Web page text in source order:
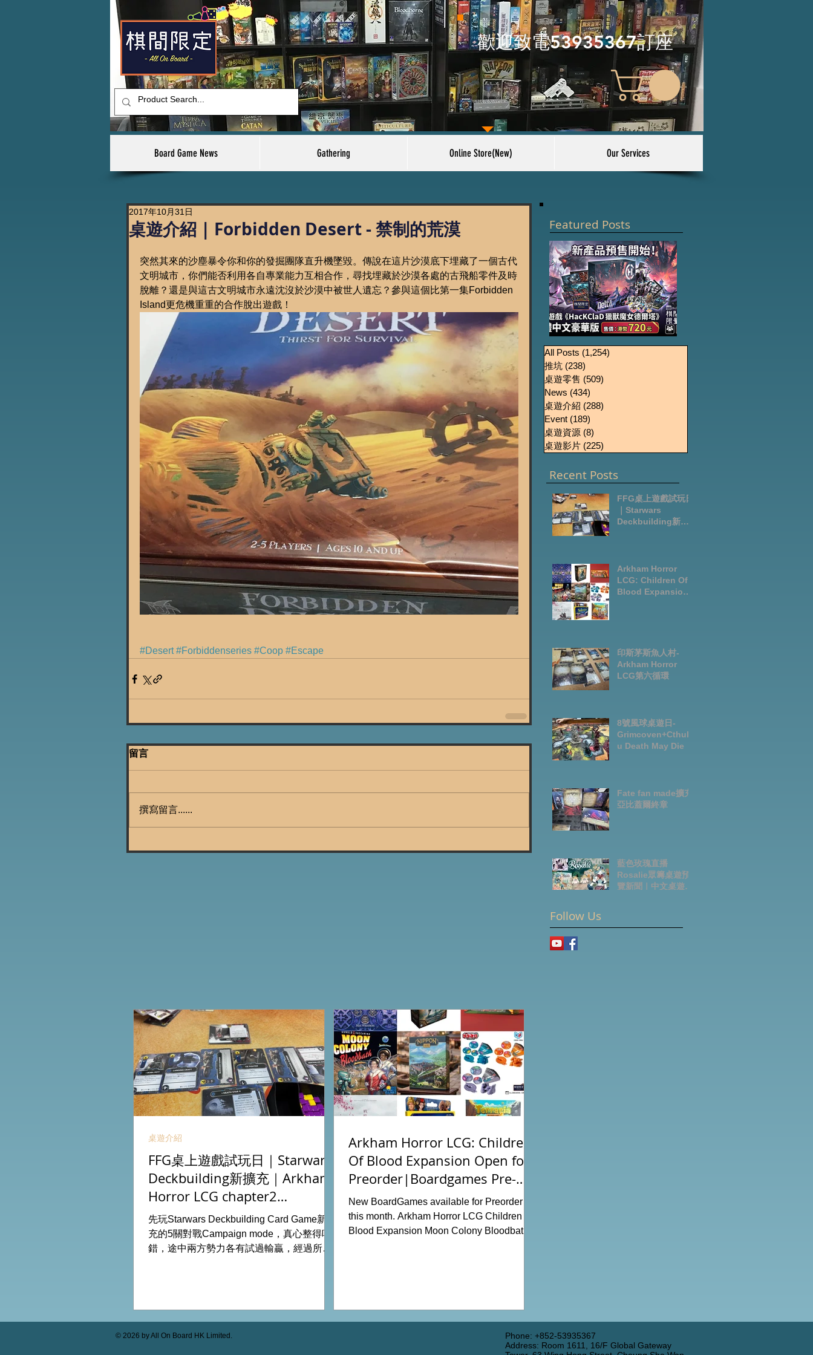
​歡迎致電53935367訂座
Board Game News Gathering Online Store(New) Our Services
桌遊介紹 | Forbidden Desert - 禁制的荒漠
2017年10月31日
突然其來的沙塵暴令你和你的發掘團隊直升機墜毀。傳說在這片沙漠底下埋藏了一個古代
文明城市，你們能否利用各自專業能力互相合作，尋找埋藏於沙漠各處的古飛船零件及時
脫離？還是與這古文明城市永遠沈沒於沙漠中被世人遺忘？參與這個比第一集Forbidden
Island更危機重重的合作脫出遊戲！
#Desert #Forbiddenseries #Coop #Escape
留言
撰寫留言......
Featured Posts
《HacKClaD獵獸魔女
德爾塔》繁體中文豪
華版開放預售
All Posts (1,254)
推坑 (238)
桌遊零售 (509)
News (434)
桌遊介紹 (288)
Event (189)
桌遊資源 (8)
桌遊影片 (225)
Recent Posts
FFG桌上遊戲試玩日
｜Starwars
Deckbuilding新擴
deck
Arkham Horror
LCG: Children Of
Blood Expansion
印斯茅斯魚人村-
Arkham Horror
LCG第六循環
8號風球桌遊日-
Grimcoven+Cthulh
u Death May Die
Fate fan made擴充-
亞比蓋爾終章
藍色玫瑰直播
Rosalie眾籌桌遊預
覽新聞｜中文桌遊節
Follow Us
FFG桌上遊戲試玩日｜Starwars
Deckbuilding新擴充｜Arkham
Horror LCG chapter2
INVESTIGATOR deck
先玩Starwars Deckbuilding Card Game新擴
充的5關對戰Campaign mode，真心整得唔
錯，途中兩方勢力各有試過輸贏，經過所有
全天的FFG桌遊日完滿結束。 #桌遊場地 All
On Board HK棋間限定桌遊店Book位熱線
桌遊介紹
Arkham Horror LCG: Children
Of Blood Expansion Open for
Preorder|Boardgames Pre-
Order News July2026
New BoardGames available for Preorder for
this month. Arkham Horror LCG Children Of
Blood Expansion Moon Colony Bloodbath
shop: https://www.allonboardhk.com/shop
All On Board HK Boardgames Retail Shop
© 2026 by All On Board HK Limited.
Phone: +852-53935367
Address: Room 1611, 16/F Global Gateway